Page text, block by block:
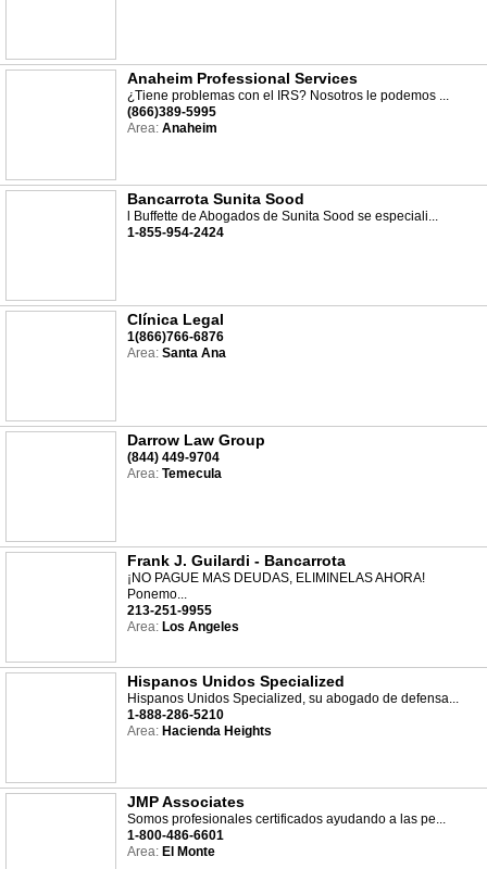
Anaheim Professional Services
¿Tiene problemas con el IRS? Nosotros le podemos ...
(866)389-5995
Area: Anaheim
Bancarrota Sunita Sood
l Buffette de Abogados de Sunita Sood se especiali...
1-855-954-2424
Clínica Legal
1(866)766-6876
Area: Santa Ana
Darrow Law Group
(844) 449-9704
Area: Temecula
Frank J. Guilardi - Bancarrota
¡NO PAGUE MAS DEUDAS, ELIMINELAS AHORA!
Ponemo...
213-251-9955
Area: Los Angeles
Hispanos Unidos Specialized
Hispanos Unidos Specialized, su abogado de defensa...
1-888-286-5210
Area: Hacienda Heights
JMP Associates
Somos profesionales certificados ayudando a las pe...
1-800-486-6601
Area: El Monte